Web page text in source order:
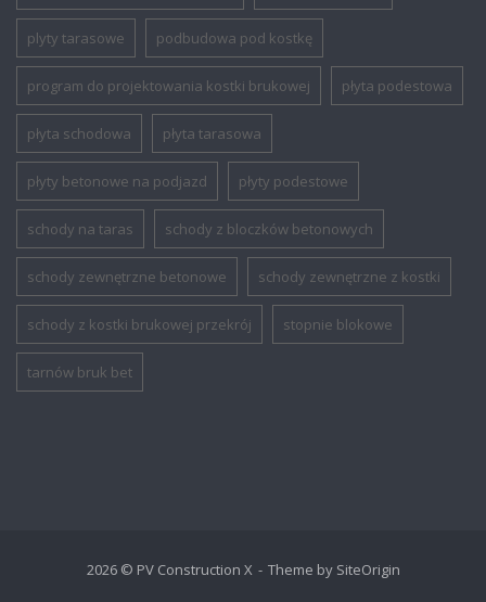
plyty tarasowe podbudowa pod kostkę
program do projektowania kostki brukowej płyta podestowa
płyta schodowa płyta tarasowa
płyty betonowe na podjazd płyty podestowe
schody na taras schody z bloczków betonowych
schody zewnętrzne betonowe schody zewnętrzne z kostki
schody z kostki brukowej przekrój stopnie blokowe
tarnów bruk bet
2026 © PV Construction X Theme by SiteOrigin